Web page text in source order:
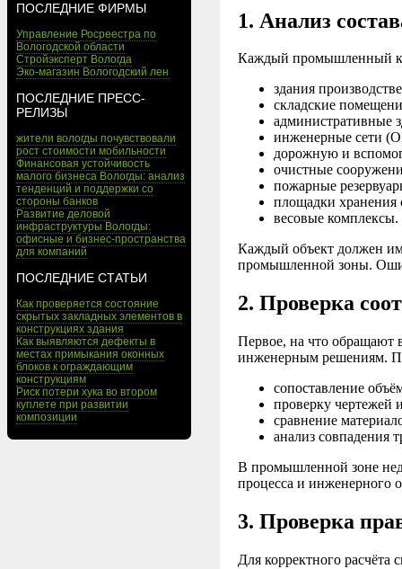
ПОСЛЕДНИЕ ФИРМЫ
Управление Росреестра по
Вологодской области
Стройэксперт Вологда
Эко-магазин Вологодский лен
ПОСЛЕДНИЕ ПРЕСС-
РЕЛИЗЫ
жители вологды почувствовали
рост стоимости мобильности
Финансовая устойчивость
малого бизнеса Вологды: анализ
тенденций и поддержки со
стороны банков
Развитие деловой
инфраструктуры Вологды:
офисные и бизнес-пространства
для компаний
ПОСЛЕДНИЕ СТАТЬИ
Как проверяется состояние
скрытых закладных элементов в
конструкциях здания
Как выявляются дефекты в
местах примыкания оконных
блоков к ограждающим
конструкциям
Риск потери хука во втором
куплете при развитии
композиции
1. Анализ
Каждый промышленный
здания
складские
административные
инженерные сети
дорожную и
очистные
пожарные
площадки хранения
весовые комплексы.
Каждый объект должен
промышленной зоны.
2. Проверка
Первое, на что обращают
инженерным решениям.
сопоставление
проверку чертежей
сравнение
анализ совпадения
В промышленной зоне
процесса и инженерного
3. Проверка
Для корректного